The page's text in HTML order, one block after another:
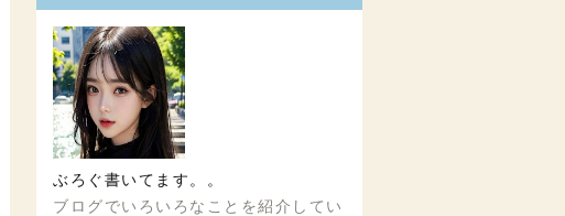
ぶろぐ書いてます。。
ブログでいろいろなことを紹介してい